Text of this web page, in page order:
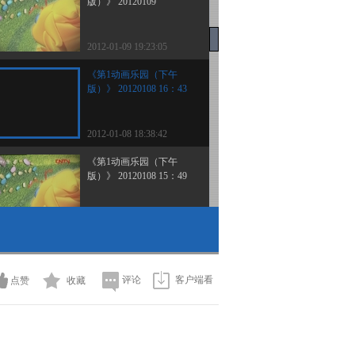
2012-01-09 19:23:05
《第1动画乐园（下午
版）》 20120108 16：43
2012-01-08 18:38:42
《第1动画乐园（下午
版）》 20120108 15：49
2012-01-08 13:46:31
点赞 收藏 评论 客户端看